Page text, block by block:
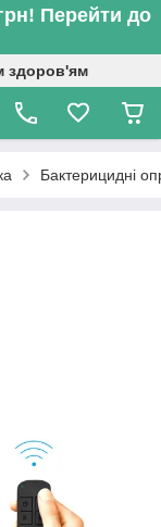
Перейти до
здоров'ям
Бактерицидні